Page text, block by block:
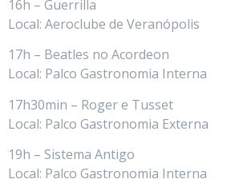
16h – Guerrilla
Local: Aeroclube de Veranópolis
17h – Beatles no Acordeon
Local: Palco Gastronomia Interna
17h30min – Roger e Tusset
Local: Palco Gastronomia Externa
19h – Sistema Antigo
Local: Palco Gastronomia Interna